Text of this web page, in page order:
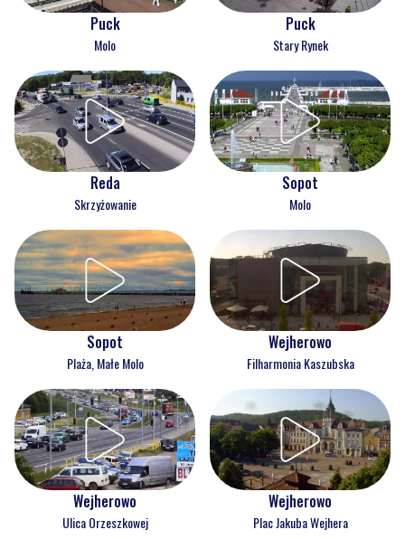
Puck
Molo
Puck
Stary Rynek
Reda
Skrzyżowanie
Sopot
Molo
Sopot
Plaża, Małe Molo
Wejherowo
Filharmonia Kaszubska
Wejherowo
Ulica Orzeszkowej
Wejherowo
Plac Jakuba Wejhera